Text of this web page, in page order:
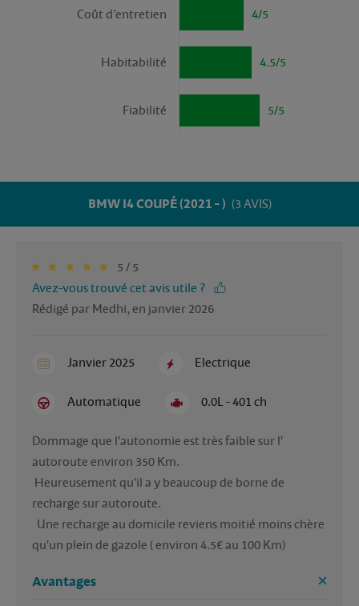
4/5
Coût d’entretien
4.5/5
Habitabilité
5/5
Fiabilité
BMW I4 COUPÉ (2021 - ) (3 AVIS)
5 / 5
Avez-vous trouvé cet avis utile ?
Rédigé par Medhi, en janvier 2026
Janvier 2025 Electrique
Automatique 0.0L - 401 ch
Dommage que l'autonomie est très faible sur l'
autoroute environ 350 Km.
recharge sur autoroute.
qu'un plein de gazole ( environ 4.5€ au 100 Km)
Avantages